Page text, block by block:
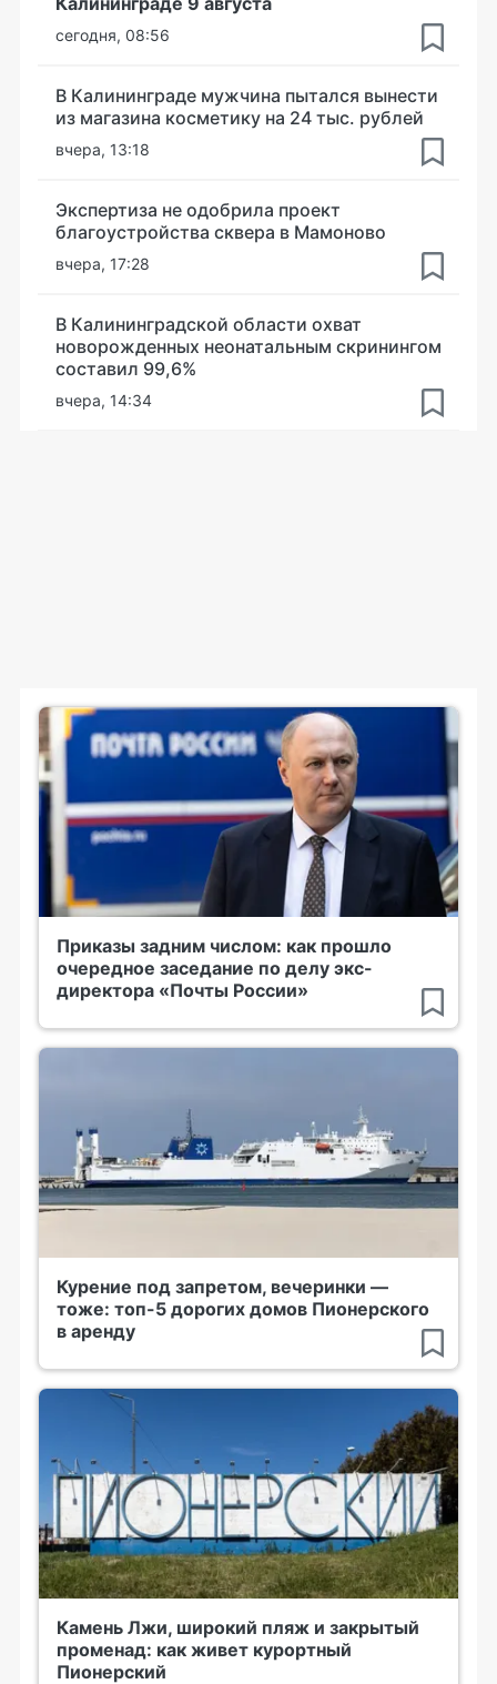
сегодня, 08:56
В Калининграде мужчина пытался вынести
из магазина косметику на 24 тыс. рублей
вчера, 13:18
Экспертиза не одобрила проект
благоустройства сквера в Мамоново
вчера, 17:28
В Калининградской области охват
новорожденных неонатальным скринингом
составил 99,6%
вчера, 14:34
Приказы задним числом: как прошло
очередное заседание по делу экс-
директора «Почты России»
Курение под запретом, вечеринки —
тоже: топ-5 дорогих домов Пионерского
в аренду
Камень Лжи, широкий пляж и закрытый
променад: как живет курортный
Пионерский